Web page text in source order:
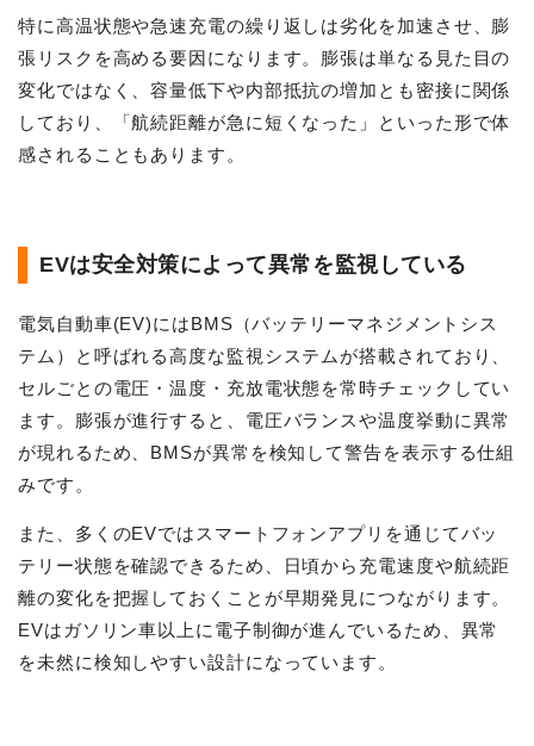
特に高温状態や急速充電の繰り返しは劣化を加速させ、膨
張リスクを高める要因になります。膨張は単なる見た目の
変化ではなく、容量低下や内部抵抗の増加とも密接に関係
しており、「航続距離が急に短くなった」といった形で体
感されることもあります。
EVは安全対策によって異常を監視している
電気自動車(EV)にはBMS（バッテリーマネジメントシス
テム）と呼ばれる高度な監視システムが搭載されており、
セルごとの電圧・温度・充放電状態を常時チェックしてい
ます。膨張が進行すると、電圧バランスや温度挙動に異常
が現れるため、BMSが異常を検知して警告を表示する仕組
みです。
また、多くのEVではスマートフォンアプリを通じてバッ
テリー状態を確認できるため、日頃から充電速度や航続距
離の変化を把握しておくことが早期発見につながります。
EVはガソリン車以上に電子制御が進んでいるため、異常
を未然に検知しやすい設計になっています。